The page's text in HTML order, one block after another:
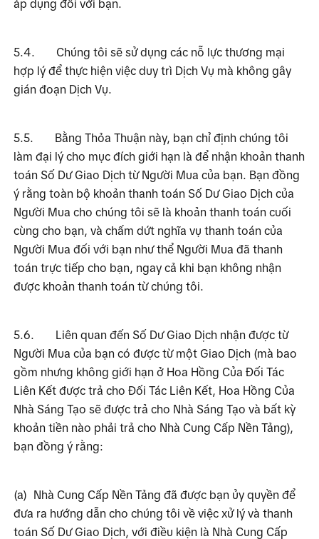
áp dụng đối với bạn.
5.4.
Chúng tôi sẽ sử dụng các nỗ lực thương mại
hợp lý để thực hiện việc duy trì Dịch Vụ mà không gây
gián đoạn Dịch Vụ.
5.5.
Bằng Thỏa Thuận này, bạn chỉ định chúng tôi
làm đại lý cho mục đích giới hạn là để nhận khoản thanh
toán Số Dư Giao Dịch từ Người Mua của bạn. Bạn đồng
ý rằng toàn bộ khoản thanh toán Số Dư Giao Dịch của
Người Mua cho chúng tôi sẽ là khoản thanh toán cuối
cùng cho bạn, và chấm dứt nghĩa vụ thanh toán của
Người Mua đối với bạn như thể Người Mua đã thanh
toán trực tiếp cho bạn, ngay cả khi bạn không nhận
được khoản thanh toán từ chúng tôi.
5.6.
Liên quan đến Số Dư Giao Dịch nhận được từ
Người Mua của bạn có được từ một Giao Dịch (mà bao
gồm nhưng không giới hạn ở Hoa Hồng Của Đối Tác
Liên Kết được trả cho Đối Tác Liên Kết, Hoa Hồng Của
Nhà Sáng Tạo sẽ được trả cho Nhà Sáng Tạo và bất kỳ
khoản tiền nào phải trả cho Nhà Cung Cấp Nền Tảng),
bạn đồng ý rằng:
(a)
Nhà Cung Cấp Nền Tảng đã được bạn ủy quyền để
đưa ra hướng dẫn cho chúng tôi về việc xử lý và thanh
toán Số Dư Giao Dịch, với điều kiện là Nhà Cung Cấp